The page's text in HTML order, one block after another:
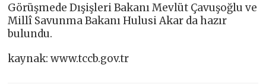
Görüşmede Dışişleri Bakanı Mevlüt Çavuşoğlu ve
Millî Savunma Bakanı Hulusi Akar da hazır
bulundu.
kaynak: www.tccb.gov.tr